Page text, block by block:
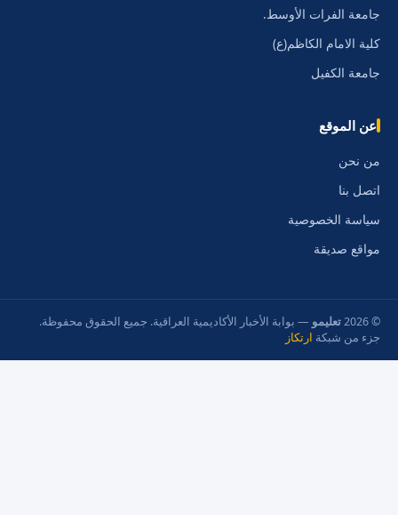
جامعة الفرات الأوسط.
كلية الامام الكاظم(ع)
جامعة الكفيل
عن الموقع
من نحن
اتصل بنا
سياسة الخصوصية
مواقع صديقة
© 2026 تعليمو — بوابة الأخبار الأكاديمية العراقية. جميع الحقوق محفوظة.
جزء من شبكة ارتكاز